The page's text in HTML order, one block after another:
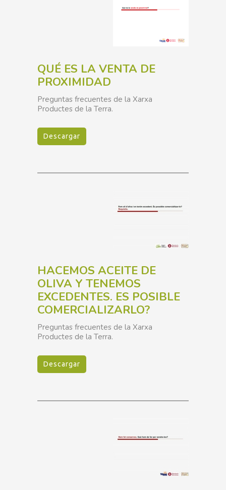
QUÉ ES LA VENTA DE
PROXIMIDAD
Preguntas frecuentes de la Xarxa
Productes de la Terra.
Descargar
HACEMOS ACEITE DE
OLIVA Y TENEMOS
EXCEDENTES. ES POSIBLE
COMERCIALIZARLO?
Preguntas frecuentes de la Xarxa
Productes de la Terra.
Descargar